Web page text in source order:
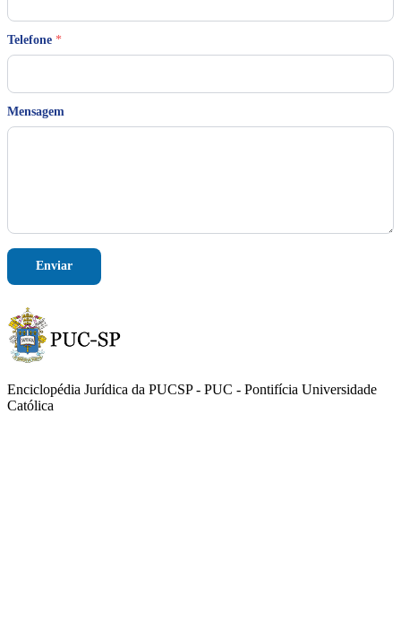
a
g
m
*
Telefone *
Mensagem
Enviar
Enciclopédia Jurídica da PUCSP - PUC - Pontifícia Universidade
Católica